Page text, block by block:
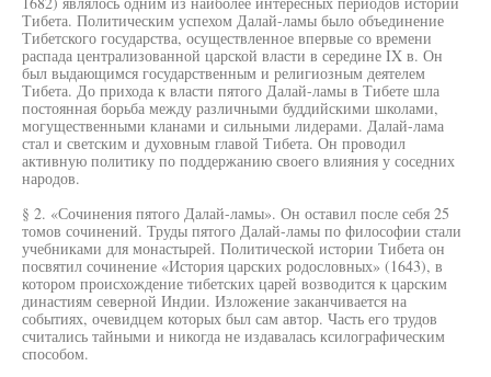
Тибета. Политическим успехом Далай-ламы было объединение
Тибетского государства, осуществленное впервые со времени
распада централизованной царской власти в середине IX в. Он
был выдающимся государственным и религиозным деятелем
Тибета. До прихода к власти пятого Далай-ламы в Тибете шла
постоянная борьба между различными буддийскими школами,
могущественными кланами и сильными лидерами. Далай-лама
стал и светским и духовным главой Тибета. Он проводил
активную политику по поддержанию своего влияния у соседних
народов.
§ 2. «Сочинения пятого Далай-ламы». Он оставил после себя 25
томов сочинений. Труды пятого Далай-ламы по философии стали
учебниками для монастырей. Политической истории Тибета он
посвятил сочинение «История царских родословных» (1643), в
котором происхождение тибетских царей возводится к царским
династиям северной Индии. Изложение заканчивается на
событиях, очевидцем которых был сам автор. Часть его трудов
считались тайными и никогда не издавалась ксилографическим
способом.